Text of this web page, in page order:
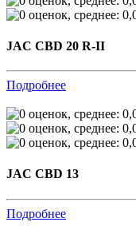
JAC CBD 20 R-II
Подробнее
JAC CBD 13
Подробнее